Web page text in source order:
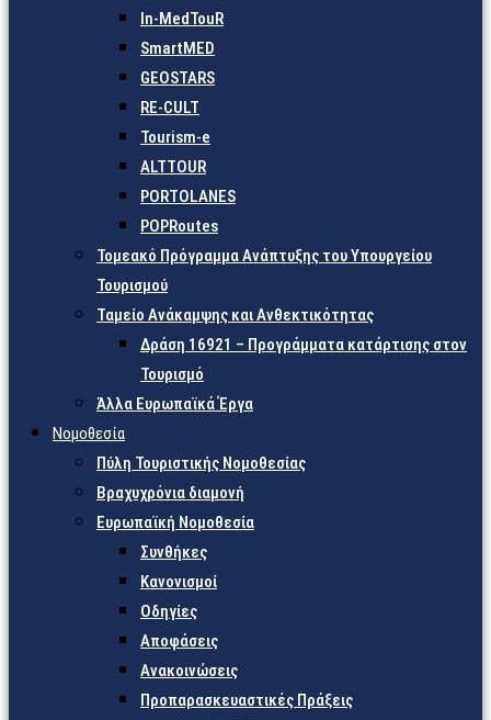
In-MedTouR
SmartMED
GEOSTARS
RE-CULT
Tourism-e
ALTTOUR
PORTOLANES
POPRoutes
Τομεακό Πρόγραμμα Ανάπτυξης του Υπουργείου
Τουρισμού
Ταμείο Ανάκαμψης και Ανθεκτικότητας
Δράση 16921 – Προγράμματα κατάρτισης στον
Τουρισμό
Άλλα Ευρωπαϊκά Έργα
Νομοθεσία
Πύλη Τουριστικής Νομοθεσίας
Βραχυχρόνια διαμονή
Ευρωπαϊκή Νομοθεσία
Συνθήκες
Κανονισμοί
Οδηγίες
Αποφάσεις
Ανακοινώσεις
Προπαρασκευαστικές Πράξεις